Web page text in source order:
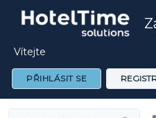
Vítejte
PŘIHLÁSIT SE